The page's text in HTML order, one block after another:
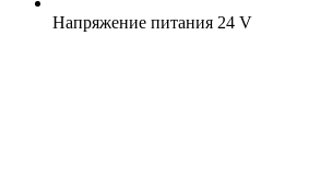
Напряжение питания 24 V